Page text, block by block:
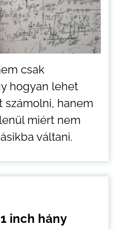
csak
hogyan lehet
hanem
miért nem
váltani.
inch hány